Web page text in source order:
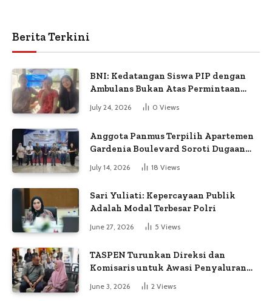
Berita Terkini
BNI: Kedatangan Siswa PIP dengan
Ambulans Bukan Atas Permintaan
July 24, 2026 0 Views
Anggota Panmus Terpilih Apartemen
Gardenia Boulevard Soroti Dugaan
Kejanggalan Voting
July 14, 2026 18 Views
Sari Yuliati: Kepercayaan Publik
Adalah Modal Terbesar Polri
June 27, 2026 5 Views
TASPEN Turunkan Direksi dan
Komisaris untuk Awasi Penyaluran
June 3, 2026 2 Views